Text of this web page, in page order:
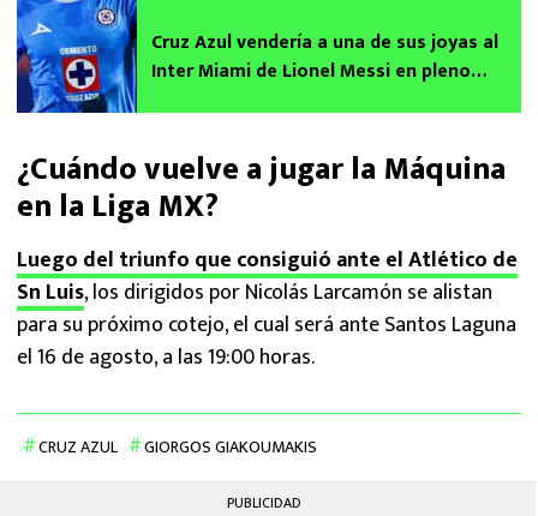
Cruz Azul vendería a una de sus joyas al
Inter Miami de Lionel Messi en pleno
¿Cuándo vuelve a jugar la Máquina
en la Liga MX?
Luego del triunfo que consiguió ante el Atlético de
Sn Luis, los dirigidos por Nicolás Larcamón se alistan
para su próximo cotejo, el cual será ante Santos Laguna
el 16 de agosto, a las 19:00 horas.
CRUZ AZUL GIORGOS GIAKOUMAKIS
PUBLICIDAD